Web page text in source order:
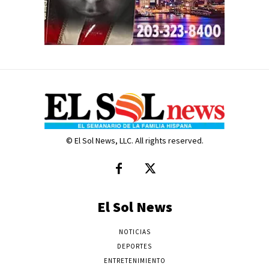
© El Sol News, LLC. All rights reserved.
El Sol News
NOTICIAS
DEPORTES
ENTRETENIMIENTO